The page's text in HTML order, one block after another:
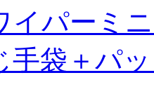
イパーミ
手袋＋パ